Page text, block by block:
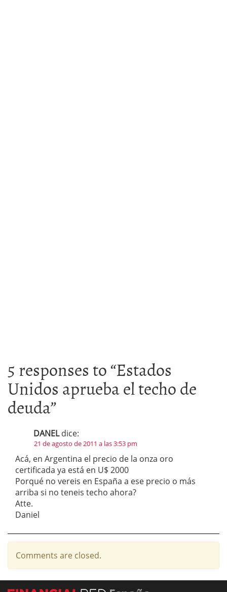
5 responses to “Estados
Unidos aprueba el techo de
deuda”
DANEL dice:
21 de agosto de 2011 a las 3:53 pm
Acá, en Argentina el precio de la onza oro
certificada ya está en U$ 2000
Porqué no vereis en España a ese precio o más
arriba si no teneis techo ahora?
Atte.
Daniel
Comments are closed.